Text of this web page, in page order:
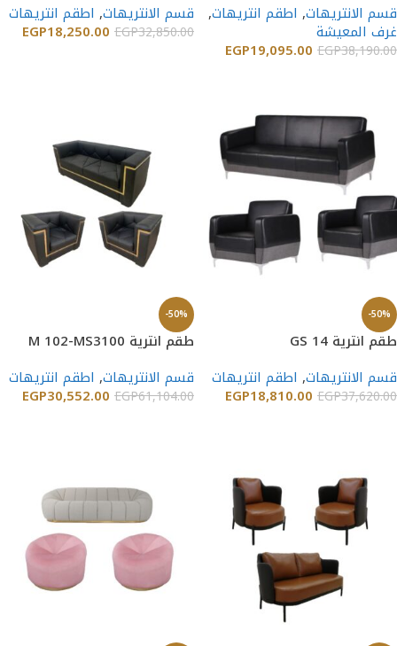
قسم الانتريهات, اطقم انتريهات,
غرف المعيشة
EGP38,190.00
EGP19,095.00
قسم الانتريهات, اطقم انتريهات
EGP32,850.00
EGP18,250.00
-50%
طقم انترية GS 14
قسم الانتريهات, اطقم انتريهات
EGP37,620.00
EGP18,810.00
-50%
طقم انترية M 102-MS3100
قسم الانتريهات, اطقم انتريهات
EGP61,104.00
EGP30,552.00